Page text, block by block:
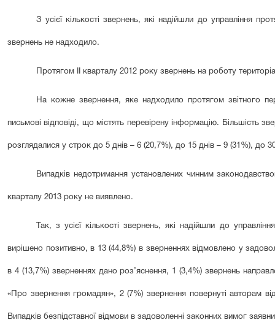
З усієї кількості звернень, які надійшли до управління
звернень не надходило.
Протягом І кварталу 2012 року звернень на роботу
На кожне звернення, яке надходило протягом звітного
письмові відповіді, що містять перевірену інформацію. Більшість
розглядалися у строк до 5 днів – 6 (20,7%), до 15 днів – 9 (31%), до
Випадків недотримання установлених чинним
кварталу 2013 року не виявлено.
Так, з усієї кількості звернень, які надійшли до
вирішено позитивно, в 13 (44,8%) в зверненнях відмовлено у
в 4 (13,7%) зверненнях дано роз’яснення, 1 (3,4%) звернень
«Про звернення громадян», 2 (7%) звернення повернуті авторам
Випадків безпідставної відмови в задоволенні законних вимог